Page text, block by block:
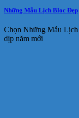
Những Mẫu Lịch Bloc Đẹp
Chọn Những Mẫu Lịch
dịp năm mới